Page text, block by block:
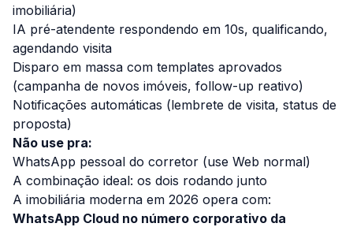
imobiliária)
IA pré-atendente respondendo em 10s, qualificando,
agendando visita
Disparo em massa com templates aprovados
(campanha de novos imóveis, follow-up reativo)
Notificações automáticas (lembrete de visita, status de
proposta)
Não use pra:
WhatsApp pessoal do corretor (use Web normal)
A combinação ideal: os dois rodando junto
A imobiliária moderna em 2026 opera com:
WhatsApp Cloud no número corporativo da